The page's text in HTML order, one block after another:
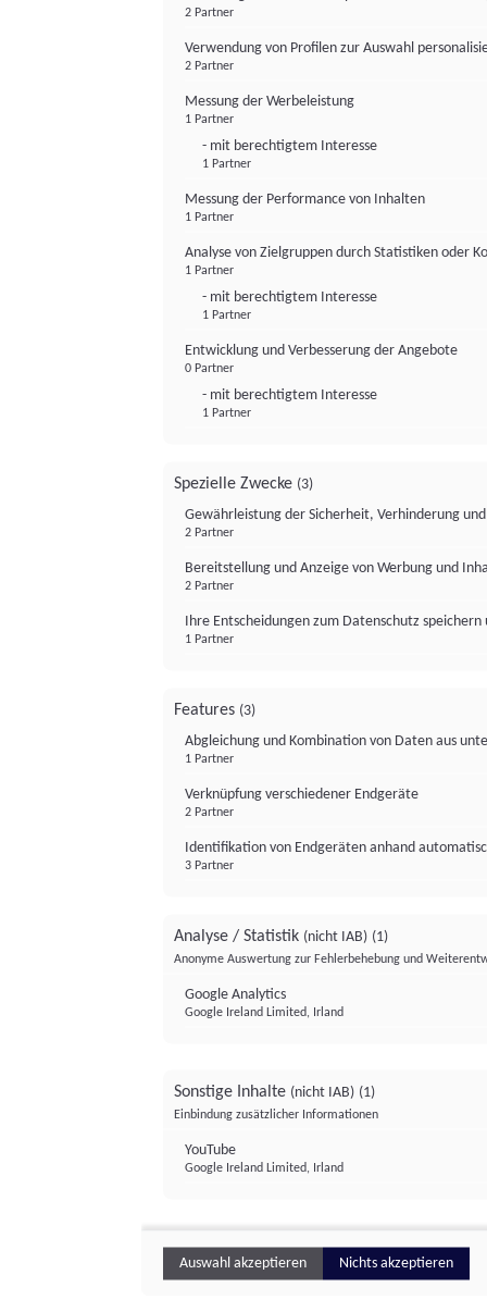
2 Partner
Verwendung von Profilen zur Auswahl
2 Partner
Messung der Werbeleistung
1 Partner
- mit berechtigtem Interesse
1 Partner
Messung der Performance von Inhalten
1 Partner
Analyse von Zielgruppen durch Statistiken oder
1 Partner
- mit berechtigtem Interesse
1 Partner
Entwicklung und Verbesserung der Angebote
0 Partner
- mit berechtigtem Interesse
1 Partner
Spezielle Zwecke (3)
Gewährleistung der Sicherheit, Verhinderung
2 Partner
Bereitstellung und Anzeige von Werbung und
2 Partner
Ihre Entscheidungen zum Datenschutz
1 Partner
Features (3)
Abgleichung und Kombination von Daten aus
1 Partner
Verknüpfung verschiedener Endgeräte
2 Partner
Identifikation von Endgeräten anhand
3 Partner
Analyse / Statistik (nicht IAB) (1)
Anonyme Auswertung zur Fehlerbehebung und
Google Analytics
Google Ireland Limited, Irland
Sonstige Inhalte (nicht IAB) (1)
Einbindung zusätzlicher Informationen
YouTube
Google Ireland Limited, Irland
Auswahl akzeptieren Nichts akzeptieren